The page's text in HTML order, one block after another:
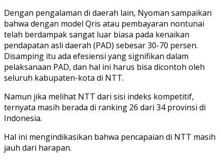
Dengan pengalaman di daerah lain, Nyoman sampaikan
bahwa dengan model Qris atau pembayaran nontunai
telah berdampak sangat luar biasa pada kenaikan
pendapatan asli daerah (PAD) sebesar 30-70 persen.
Disamping itu ada efesiensi yang signifikan dalam
pelaksanaan PAD, dan hal ini harus bisa dicontoh oleh
seluruh kabupaten-kota di NTT.
Namun jika melihat NTT dari sisi indeks kompetitif,
ternyata masih berada di ranking 26 dari 34 provinsi di
Indonesia.
Hal ini mengindikasikan bahwa pencapaian di NTT masih
jauh dari harapan.